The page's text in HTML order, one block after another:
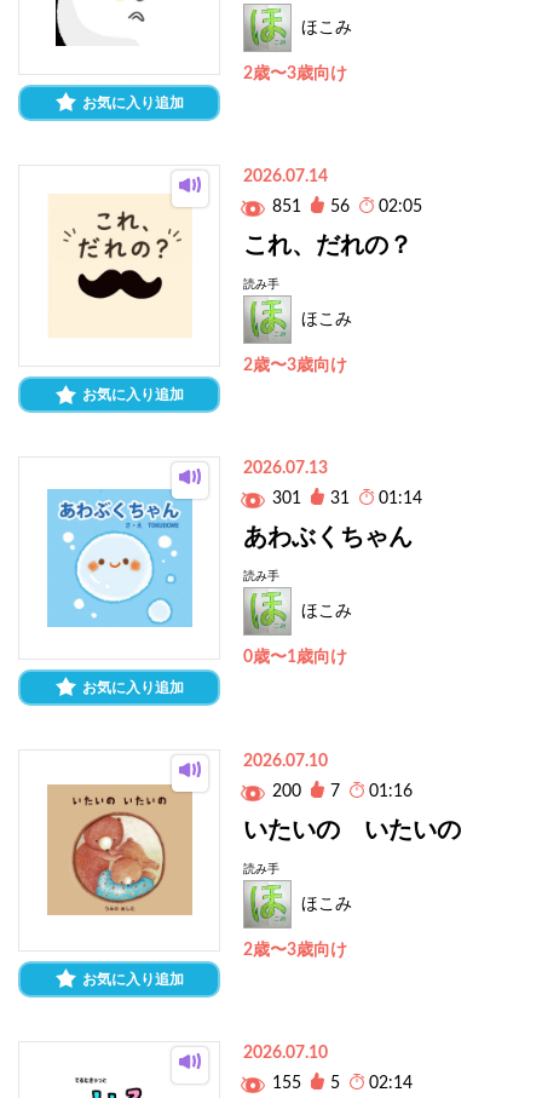
お気に入り追加
ほこみ
2歳〜3歳向け
お気に入り追加
2026.07.14
851
56 02:05
これ、だれの？
読み手
ほこみ
2歳〜3歳向け
お気に入り追加
2026.07.13
301
31 01:14
あわぶくちゃん
読み手
ほこみ
0歳〜1歳向け
お気に入り追加
2026.07.10
200
7 01:16
いたいの いたいの
読み手
ほこみ
2歳〜3歳向け
2026.07.10
155
5 02:14